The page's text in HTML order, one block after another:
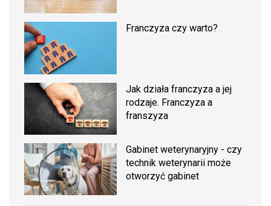
Franczyza czy warto?
Jak działa franczyza a jej
rodzaje. Franczyza a
franszyza
Gabinet weterynaryjny - czy
technik weterynarii może
otworzyć gabinet